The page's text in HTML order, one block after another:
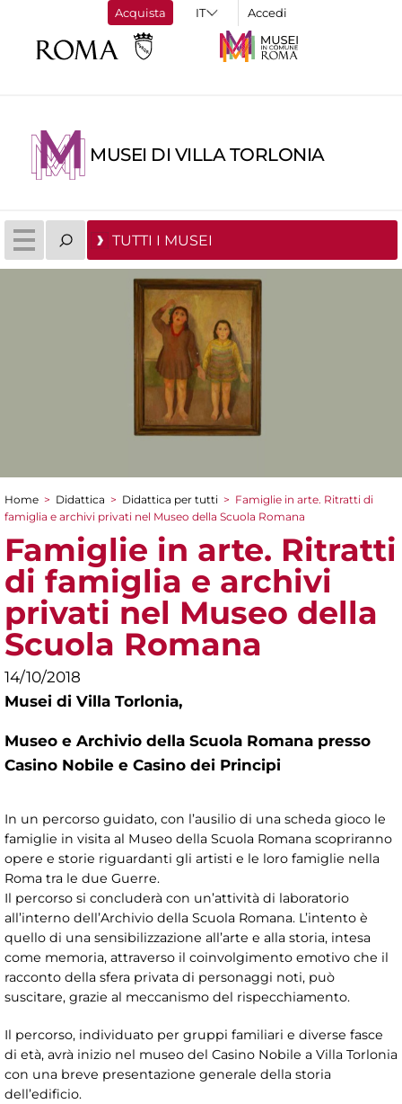
Acquista Accedi
MUSEI DI VILLA TORLONIA
TUTTI I MUSEI
Tu sei qui
Home > Didattica > Didattica per tutti > Famiglie in arte. Ritratti di
famiglia e archivi privati nel Museo della Scuola Romana
Famiglie in arte. Ritratti
di famiglia e archivi
privati nel Museo della
Scuola Romana
14/10/2018
Musei di Villa Torlonia,
Museo e Archivio della Scuola Romana presso
Casino Nobile e Casino dei Principi
In un percorso guidato, con l’ausilio di una scheda gioco le
famiglie in visita al Museo della Scuola Romana scopriranno
opere e storie riguardanti gli artisti e le loro famiglie nella
Roma tra le due Guerre.
Il percorso si concluderà con un’attività di laboratorio
all’interno dell’Archivio della Scuola Romana. L’intento è
quello di una sensibilizzazione all’arte e alla storia, intesa
come memoria, attraverso il coinvolgimento emotivo che il
racconto della sfera privata di personaggi noti, può
suscitare, grazie al meccanismo del rispecchiamento.
Il percorso, individuato per gruppi familiari e diverse fasce
di età, avrà inizio nel museo del Casino Nobile a Villa Torlonia
con una breve presentazione generale della storia
dell’edificio.